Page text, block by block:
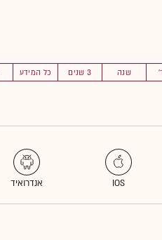
שנה 3 שנים כל המידע